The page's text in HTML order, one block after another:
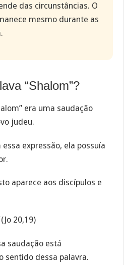
das circunstâncias. O
mesmo durante as
“Shalom”?
era uma saudação
judeu.
expressão, ela possuía
aparece aos discípulos e
20,19)
saudação está
sentido dessa palavra.